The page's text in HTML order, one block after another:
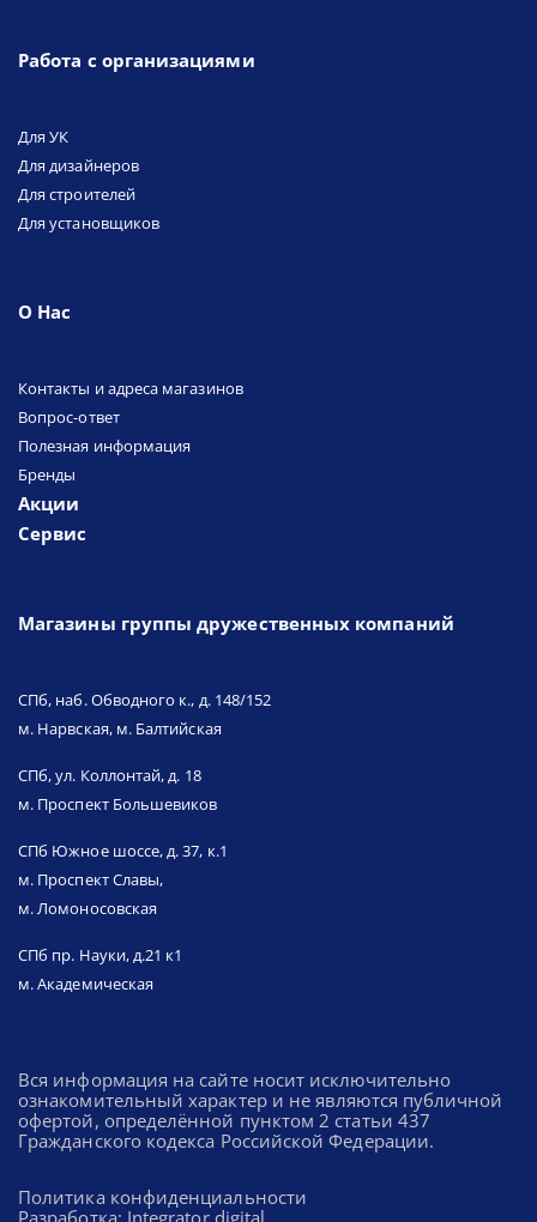
Работа с организациями
Для УК
Для дизайнеров
Для строителей
Для установщиков
О Нас
Контакты и адреса магазинов
Вопрос-ответ
Полезная информация
Бренды
Акции
Сервис
Магазины группы дружественных компаний
СПб, наб. Обводного к., д. 148/152
м. Нарвская, м. Балтийская
СПб, ул. Коллонтай, д. 18
м. Проспект Большевиков
СПб Южное шоссе, д. 37, к.1
м. Проспект Славы,
м. Ломоносовская
СПб пр. Науки, д.21 к1
м. Академическая
Вся информация на сайте носит исключительно
ознакомительный характер и не являются публичной
офертой, определённой пунктом 2 статьи 437
Гражданского кодекса Российской Федерации.
Политика конфиденциальности